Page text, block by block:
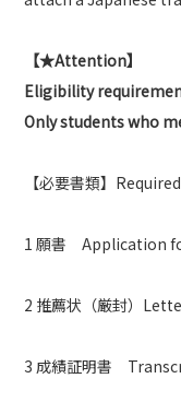
【★Attention】
Eligibility
Only students who
【必要書類
1 願書 Application
2 推薦状（厳封）
3 成績証明書